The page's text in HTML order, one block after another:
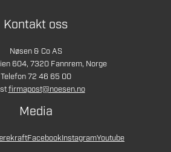
Kontakt oss
Nøsen & Co AS
604, 7320 Fannrem, Norge
Telefon 72 46 65 00
firmapost@noesen.no
Media
FacebookInstagramYoutube